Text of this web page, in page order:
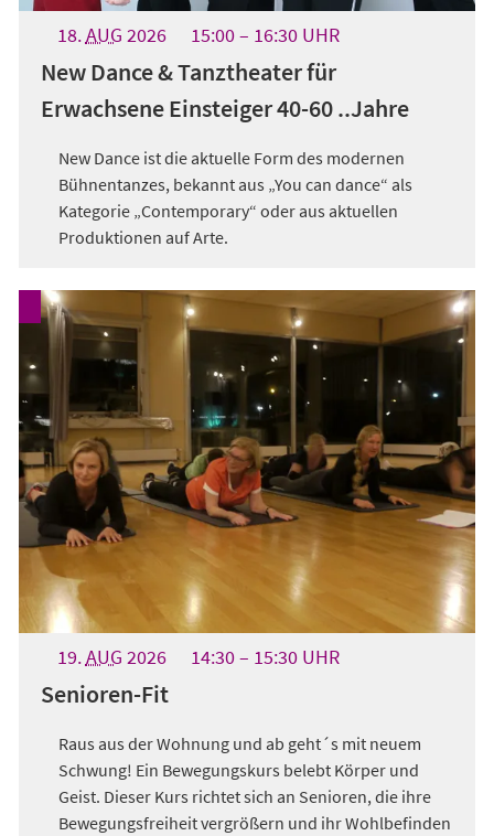
18.AUG 2026 15:00 16:30UHR
New Dance & Tanztheater für
Erwachsene Einsteiger 40-60 ..Jahre
New Dance ist die aktuelle Form des modernen
Bühnentanzes, bekannt aus „You can dance“ als
Kategorie „Contemporary“ oder aus aktuellen
Produktionen auf Arte.
19.AUG 2026 14:30 15:30UHR
Senioren-Fit
Raus aus der Wohnung und ab geht´s mit neuem
Schwung! Ein Bewegungskurs belebt Körper und
Geist. Dieser Kurs richtet sich an Senioren, die ihre
Bewegungsfreiheit vergrößern und ihr Wohlbefinden